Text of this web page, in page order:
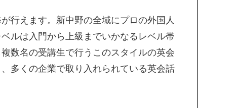
行えます。新中野の全域にプロの外国人
ルは入門から上級までいかなるレベル帯
数名の受講生で行うこのスタイルの英会
多くの企業で取り入れられている英会話